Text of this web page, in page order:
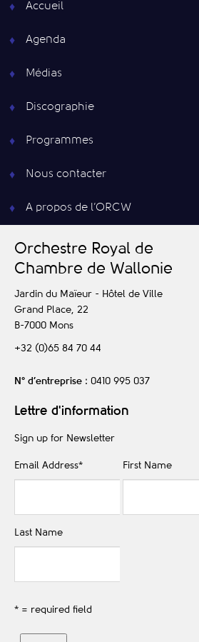
Accueil
Agenda
Médias
Discographie
Programmes
Nous contacter
A propos de l’ORCW
Orchestre Royal de
Chambre de Wallonie
Jardin du Maïeur - Hôtel de Ville
Grand Place, 22
B-7000 Mons
+32 (0)65 84 70 44
N° d’entreprise : 0410 995 037
Lettre d'information
Sign up for Newsletter
Email Address* First Name
Last Name
* = required field